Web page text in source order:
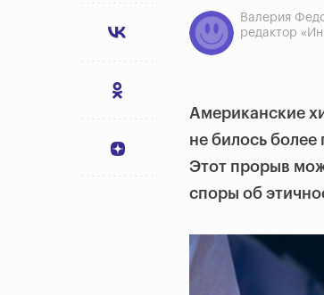
Валерия
редактор
Американские
не билось более
Этот прорыв
споры об